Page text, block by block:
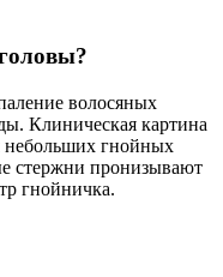
волосяных
Клиническая картина
небольших гнойных
стержни пронизывают
гнойничка.